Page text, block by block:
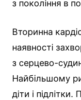
з покоління в
Вторинна
наявності
з серцево-
Найбільшому
діти і